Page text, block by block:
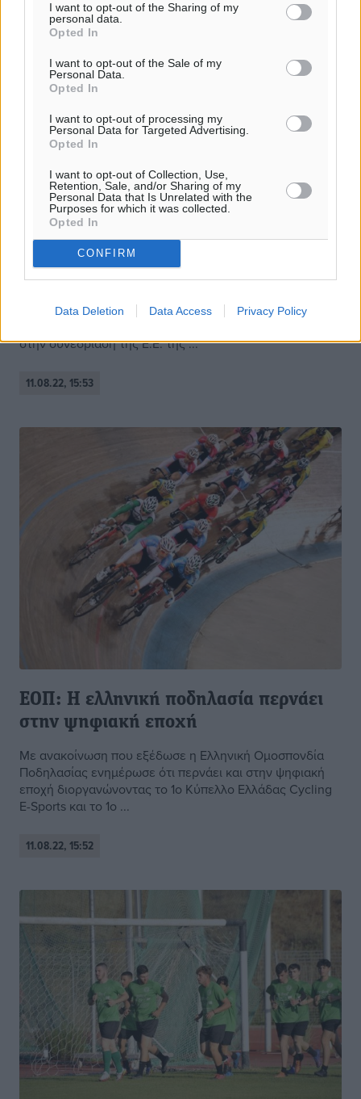
I want to opt-out of the Sharing of my
personal data.
Opted In
I want to opt-out of the Sale of my
Personal Data.
Opted In
I want to opt-out of processing my
Personal Data for Targeted Advertising.
Opted In
I want to opt-out of Collection, Use,
Retention, Sale, and/or Sharing of my
Personal Data that Is Unrelated with the
Purposes for which it was collected.
Opted In
CONFIRM
Data Deletion Data Access Privacy Policy
ΕΠΟ: Στις 2 Οκτωβρίου η σέντρα της Γ’
Εθνικής Κατηγορίας
πρωταθλήματος της Γ’ Εθνικής Κατηγορίας για την
στην συνεδρίαση της Ε.Ε. της ...
11.08.22, 15:53
ΕΟΠ: Η ελληνική ποδηλασία περνάει
στην ψηφιακή εποχή
Με ανακοίνωση που εξέδωσε η Ελληνική Ομοσπονδία
Ποδηλασίας ενημέρωσε ότι περνάει και στην ψηφιακή
εποχή διοργανώνοντας το 1ο Κύπελλο Ελλάδας Cycling
E-Sports και το 1ο ...
11.08.22, 15:52